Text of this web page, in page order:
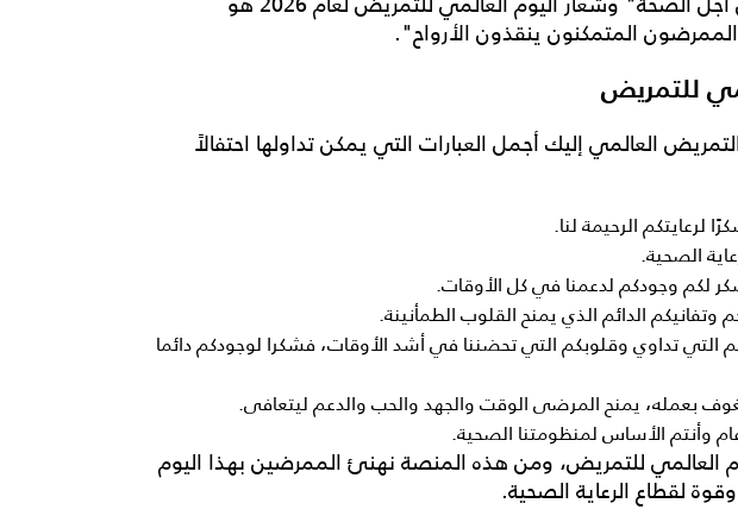
المتمكنون ينقذون الأرواح".
للتمريض
العالمي إليك أجمل العبارات التي يمكن تداولها احتفالاً
لرعايتكم الرحيمة لنا.
الصحية.
لكم وجودكم لدعمنا في كل الأوقات.
وتفانيكم الدائم الذي يمنح القلوب الطمأنينة.
التي تداوي وقلوبكم التي تحضننا في أشد الأوقات، فشكرا لوجودكم دائما
بعمله، يمنح المرضى الوقت والجهد والحب والدعم ليتعافى.
وأنتم الأساس لمنظومتنا الصحية.
العالمي للتمريض، ومن هذه المنصة نهنئ الممرضين بهذا اليوم
لقطاع الرعاية الصحية.